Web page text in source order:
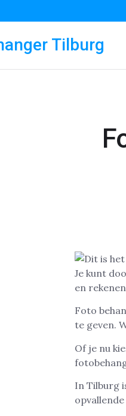
Tilburg
Je kunt
en
Foto
te geven.
Of je nu
In Tilburg